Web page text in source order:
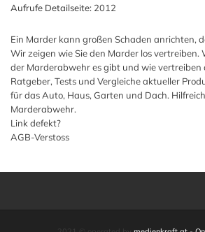
Aufrufe Detailseite: 2012
Ein Marder kann großen Schaden anrichten,
Wir zeigen wie Sie den Marder los vertreiben.
der Marderabwehr es gibt und wie vertreiben
Ratgeber, Tests und Vergleiche aktueller
für das Auto, Haus, Garten und Dach.
Marderabwehr.
Link defekt?
AGB-Verstoss